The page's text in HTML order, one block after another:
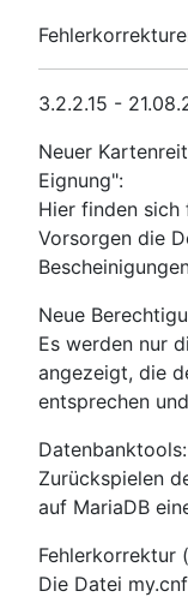
3.2.2.15 -
Neuer
Eignung":
Hier finden sich
Vorsorgen die
Neue
Es werden nur
angezeigt, die
entsprechen
Zurückspielen
auf MariaDB
Fehlerkorrektur
Die Datei